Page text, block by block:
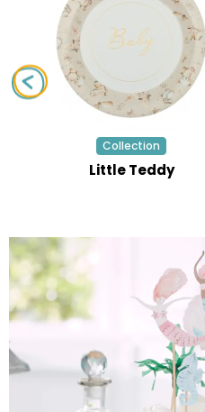
Collection
Little Teddy